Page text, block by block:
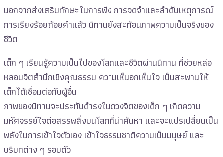
นอกจากส่งเสริมทักษะในการฟัง การจดจำและลำดับเหตุการณ์
การเรียงร้อยถ้อยคำแล้ว นิทานยังสะท้อนภาพความเป็นจริงของ
ชีวิต
เด็ก ๆ เรียนรู้ความเป็นไปของโลกและชีวิตผ่านนิทาน ที่ช่วยหล่อ
หลอมจิตสำนึกเชิงคุณธรรม ความเห็นอกเห็นใจ เป็นสะพานให้
เด็กได้เชื่อมต่อกับผู้อื่น
ภาพของนิทานจะประทับดำรงในดวงจิตของเด็ก ๆ เกิดความ
มหัศจรรย์ใจต่อสรรพสิ่งบนโลกที่น่าค้นหา และจะแปรเปลี่ยนเป็น
พลังในการเข้าใจตัวเอง เข้าใจธรรมชาติความเป็นมนุษย์ และ
บริบทต่าง ๆ รอบตัว